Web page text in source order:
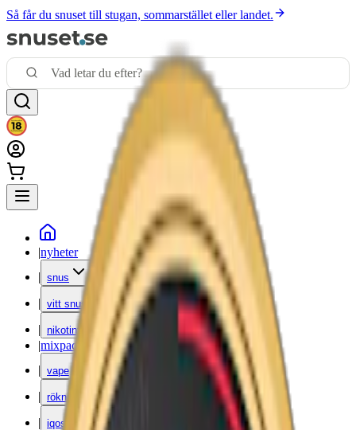
Så får du snuset till stugan, sommarstället eller landet.
|nyheter
| snus
| vitt snus
| nikotinfritt
|mixpack
| vape
| rökning
| iqos